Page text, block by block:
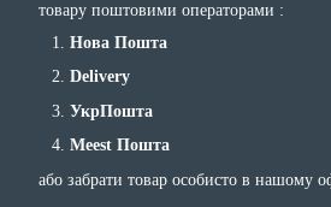
товару поштовими операторами :
Нова Пошта
Delivery
УкрПошта
Meest Пошта
або забрати товар особисто в нашому